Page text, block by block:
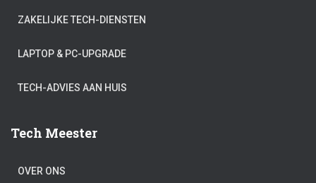
ZAKELIJKE TECH-DIENSTEN
LAPTOP & PC-UPGRADE
TECH-ADVIES AAN HUIS
Tech Meester
OVER ONS